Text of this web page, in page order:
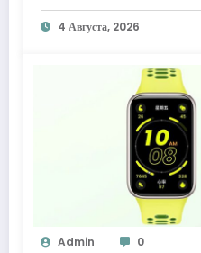
4 Августа, 2026
Admin 0